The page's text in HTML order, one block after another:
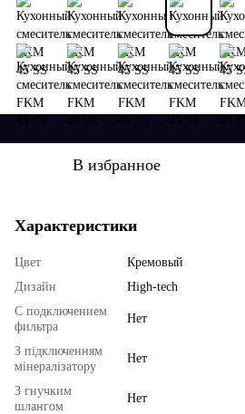
В избранное
Характеристики
Цвет
Кремовый
Дизайн
High-tech
С подключением
фильтра
Нет
З підключенням
мінералізатору
Нет
З гнучким
шлангом
Нет